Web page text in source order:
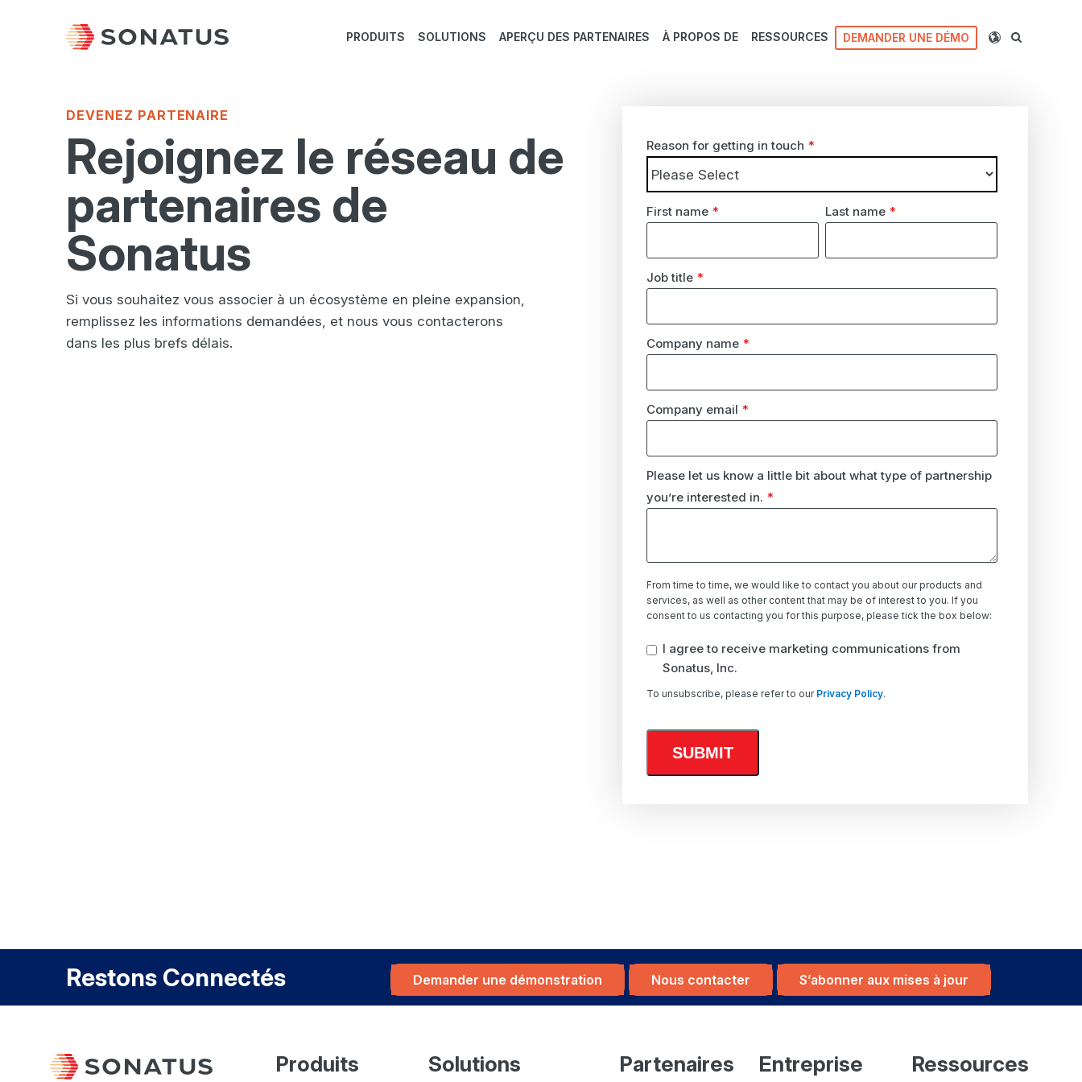
PRODUITS SOLUTIONS APERÇU DES PARTENAIRES À PROPOS DE RESSOURCES DEMANDER UNE DÉMO
DEVENEZ PARTENAIRE
Rejoignez le réseau de
partenaires de
Sonatus
Si vous souhaitez vous associer à un écosystème en pleine expansion,
remplissez les informations demandées, et nous vous contacterons
dans les plus brefs délais.
Reason for getting in touch *
First name * Last name *
Job title *
Company name *
Company email *
Please let us know a little bit about what type of partnership
you’re interested in. *
From time to time, we would like to contact you about our products and
services, as well as other content that may be of interest to you. If you
consent to us contacting you for this purpose, please tick the box below:
I agree to receive marketing communications from
Sonatus, Inc.
To unsubscribe, please refer to our Privacy Policy.
Restons Connectés Demander une démonstration Nous contacter S’abonner aux mises à jour
Produits
Solutions
Partenaires Entreprise Ressources